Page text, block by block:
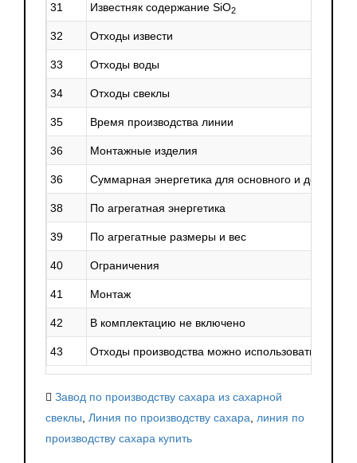
31 Известняк содержание SiO2
32 Отходы извести
33 Отходы воды
34 Отходы свеклы
35 Время производства линии
36 Монтажные изделия
36 Суммарная энергетика для основного и
38 По агрегатная энергетика
39 По агрегатные размеры и вес
40 Ограничения
41 Монтаж
42 В комплектацию не включено
43 Отходы производства можно использовать
Завод по производству сахара из сахарной
свеклы
Линия по производству сахара
линия по
производству сахара купить